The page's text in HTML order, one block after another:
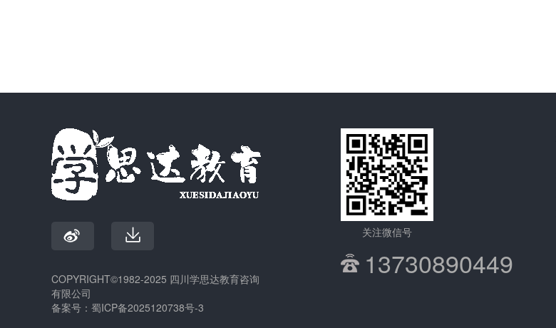
COPYRIGHT©1982-2025 四川学思达教育咨询
有限公司
备案号： 蜀ICP备2025120738号-3
关注微信号
13730890449